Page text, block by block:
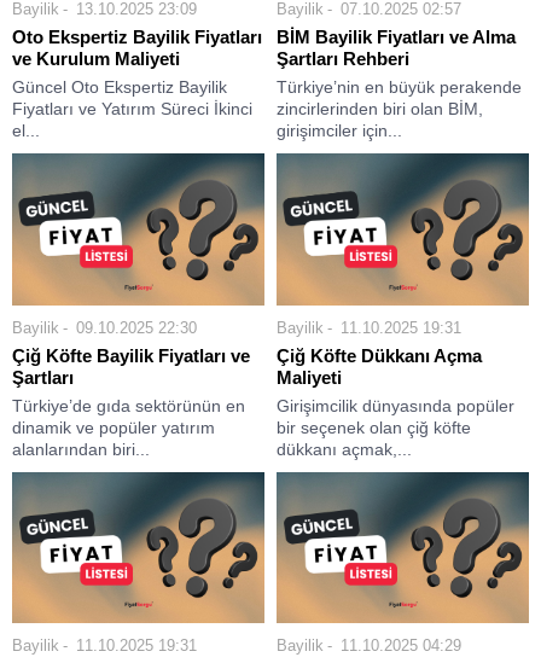
Bayilik 13.10.2025 23:09
Oto Ekspertiz Bayilik Fiyatları
ve Kurulum Maliyeti
Güncel Oto Ekspertiz Bayilik
Fiyatları ve Yatırım Süreci İkinci
el...
Bayilik 07.10.2025 02:57
BİM Bayilik Fiyatları ve Alma
Şartları Rehberi
Türkiye’nin en büyük perakende
zincirlerinden biri olan BİM,
girişimciler için...
Bayilik 09.10.2025 22:30
Çiğ Köfte Bayilik Fiyatları ve
Şartları
Türkiye’de gıda sektörünün en
dinamik ve popüler yatırım
alanlarından biri...
Bayilik 11.10.2025 19:31
Çiğ Köfte Dükkanı Açma
Maliyeti
Girişimcilik dünyasında popüler
bir seçenek olan çiğ köfte
dükkanı açmak,...
Bayilik 11.10.2025 19:31 Bayilik 11.10.2025 04:29